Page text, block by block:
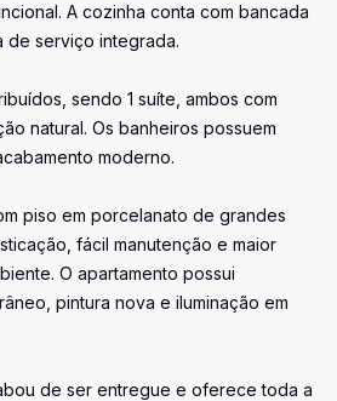
A cozinha conta com bancada
de serviço integrada.
sendo 1 suíte, ambos com
natural. Os banheiros possuem
moderno.
piso em porcelanato de grandes
fácil manutenção e maior
O apartamento possui
pintura nova e iluminação em
de ser entregue e oferece toda a